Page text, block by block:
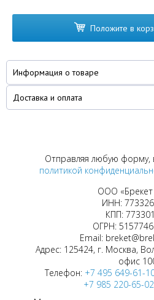
Положите в
Информация о товаре
Доставка и оплата
Отправляя любую форму,
политикой
ООО
ИНН:
КПП:
ОГРН:
Email:
Адрес: 125424, г. Москва,
офис
Телефон: +7 495 649-61-
+7 985 220-65-